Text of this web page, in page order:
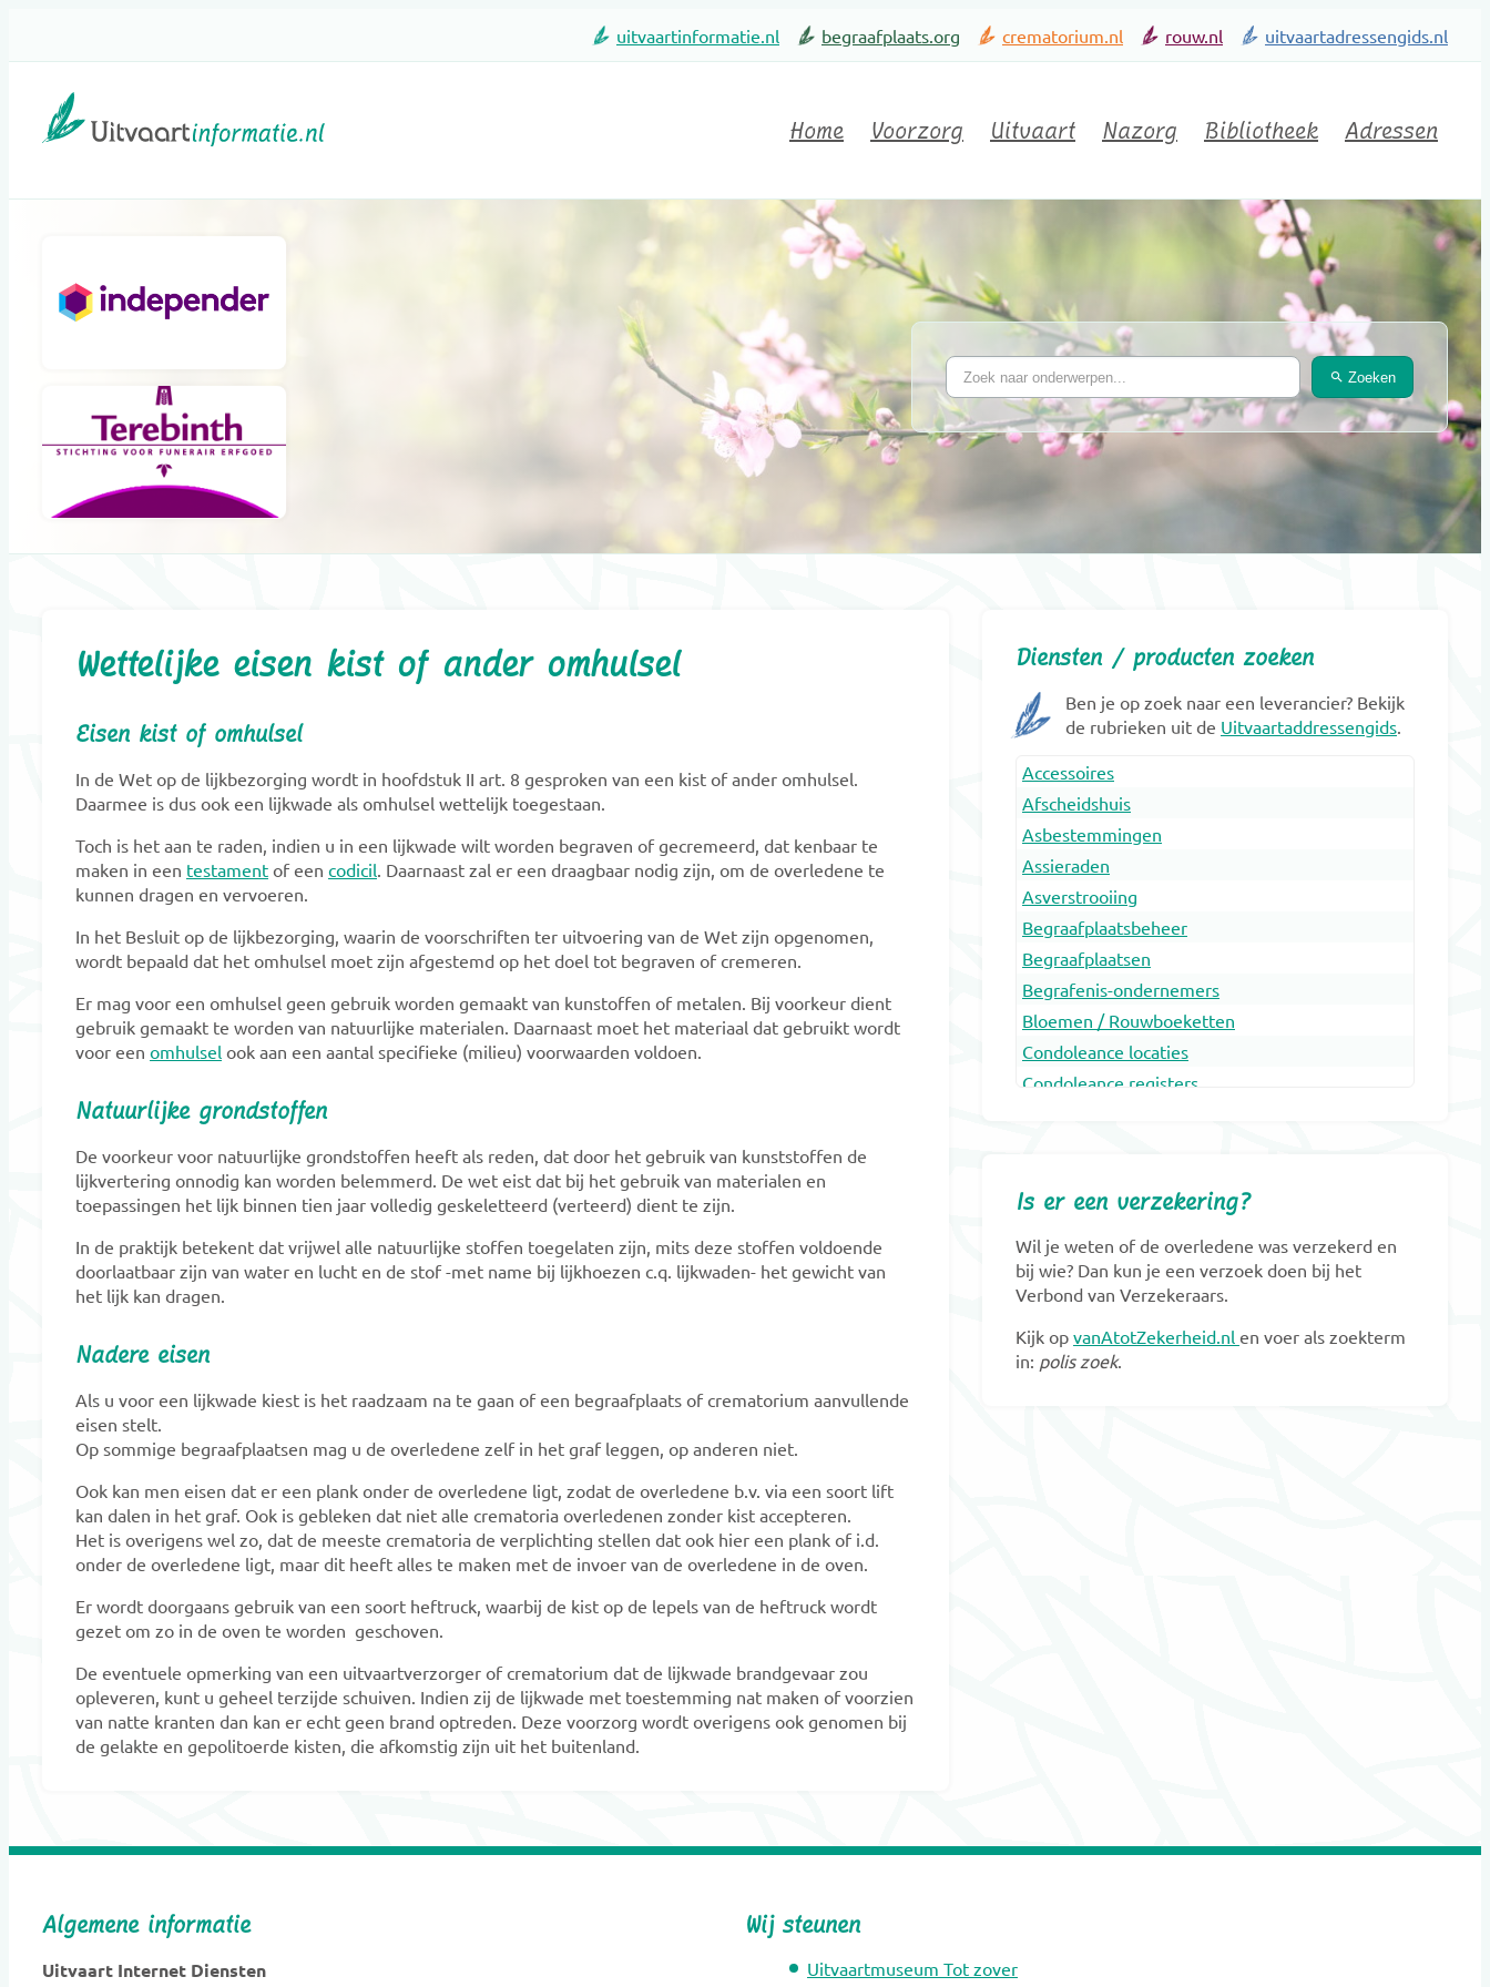
uitvaartinformatie.nl begraafplaats.org crematorium.nl rouw.nl uitvaartadressengids.nl
Home Voorzorg Uitvaart Nazorg Bibliotheek Adressen
Zoeken
Wettelijke eisen kist of ander omhulsel
Eisen kist of omhulsel
In de Wet op de lijkbezorging wordt in hoofdstuk II art. 8 gesproken van een kist of ander omhulsel.
Daarmee is dus ook een lijkwade als omhulsel wettelijk toegestaan.
Toch is het aan te raden, indien u in een lijkwade wilt worden begraven of gecremeerd, dat kenbaar te
maken in een testament of een codicil. Daarnaast zal er een draagbaar nodig zijn, om de overledene te
kunnen dragen en vervoeren.
In het Besluit op de lijkbezorging, waarin de voorschriften ter uitvoering van de Wet zijn opgenomen,
wordt bepaald dat het omhulsel moet zijn afgestemd op het doel tot begraven of cremeren.
Er mag voor een omhulsel geen gebruik worden gemaakt van kunstoffen of metalen. Bij voorkeur dient
gebruik gemaakt te worden van natuurlijke materialen. Daarnaast moet het materiaal dat gebruikt wordt
voor een omhulsel ook aan een aantal specifieke (milieu) voorwaarden voldoen.
Natuurlijke grondstoffen
De voorkeur voor natuurlijke grondstoffen heeft als reden, dat door het gebruik van kunststoffen de
lijkvertering onnodig kan worden belemmerd. De wet eist dat bij het gebruik van materialen en
toepassingen het lijk binnen tien jaar volledig geskeletteerd (verteerd) dient te zijn.
In de praktijk betekent dat vrijwel alle natuurlijke stoffen toegelaten zijn, mits deze stoffen voldoende
doorlaatbaar zijn van water en lucht en de stof -met name bij lijkhoezen c.q. lijkwaden- het gewicht van
het lijk kan dragen.
Nadere eisen
Als u voor een lijkwade kiest is het raadzaam na te gaan of een begraafplaats of crematorium aanvullende
eisen stelt.
Op sommige begraafplaatsen mag u de overledene zelf in het graf leggen, op anderen niet.
Ook kan men eisen dat er een plank onder de overledene ligt, zodat de overledene b.v. via een soort lift
kan dalen in het graf. Ook is gebleken dat niet alle crematoria overledenen zonder kist accepteren.
Het is overigens wel zo, dat de meeste crematoria de verplichting stellen dat ook hier een plank of i.d.
onder de overledene ligt, maar dit heeft alles te maken met de invoer van de overledene in de oven.
Er wordt doorgaans gebruik van een soort heftruck, waarbij de kist op de lepels van de heftruck wordt
gezet om zo in de oven te worden geschoven.
De eventuele opmerking van een uitvaartverzorger of crematorium dat de lijkwade brandgevaar zou
opleveren, kunt u geheel terzijde schuiven. Indien zij de lijkwade met toestemming nat maken of voorzien
van natte kranten dan kan er echt geen brand optreden. Deze voorzorg wordt overigens ook genomen bij
de gelakte en gepolitoerde kisten, die afkomstig zijn uit het buitenland.
Diensten / producten zoeken
Ben je op zoek naar een leverancier? Bekijk
de rubrieken uit de Uitvaartaddressengids.
Accessoires
Afscheidshuis
Asbestemmingen
Assieraden
Asverstrooiing
Begraafplaatsbeheer
Begraafplaatsen
Begrafenis-ondernemers
Bloemen / Rouwboeketten
Condoleance locaties
Condoleance registers
Erfenis en belasting
Gedenkobjecten
Gedenkplaatsen
Gedenksieraden
Gedenktekens
Glasobjecten
Opzegdiensten
Is er een verzekering?
Wil je weten of de overledene was verzekerd en
bij wie? Dan kun je een verzoek doen bij het
Verbond van Verzekeraars.
Kijk op vanAtotZekerheid.nl en voer als zoekterm
in: polis zoek.
Algemene informatie
Uitvaart Internet Diensten
Wij steunen
Uitvaartmuseum Tot zover